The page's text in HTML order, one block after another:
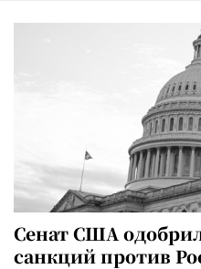
Сенат США
санкций против